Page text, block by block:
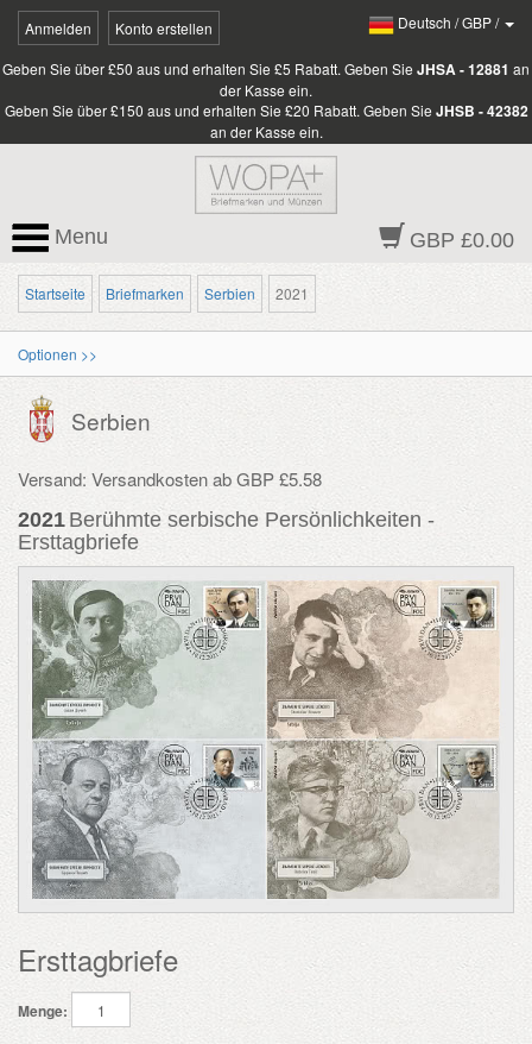
Anmelden Konto erstellen Deutsch /GBP/
Geben Sie über £50 aus und erhalten Sie £5 Rabatt. Geben Sie JHSA - 12881 an
der Kasse ein.
Geben Sie über £150 aus und erhalten Sie £20 Rabatt. Geben Sie JHSB - 42382
an der Kasse ein.
GBP £0.00
Menu
Startseite Briefmarken Serbien 2021
Optionen >>
Serbien
Versand: Versandkosten ab GBP £5.58
2021 Berühmte serbische Persönlichkeiten -
Ersttagbriefe
Ersttagbriefe
Menge: